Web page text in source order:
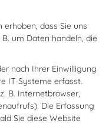
dass Sie uns
um Daten handeln, die
nach Ihrer Einwilligung
IT-Systeme erfasst.
B. Internetbrowser,
Die Erfassung
Sie diese Website